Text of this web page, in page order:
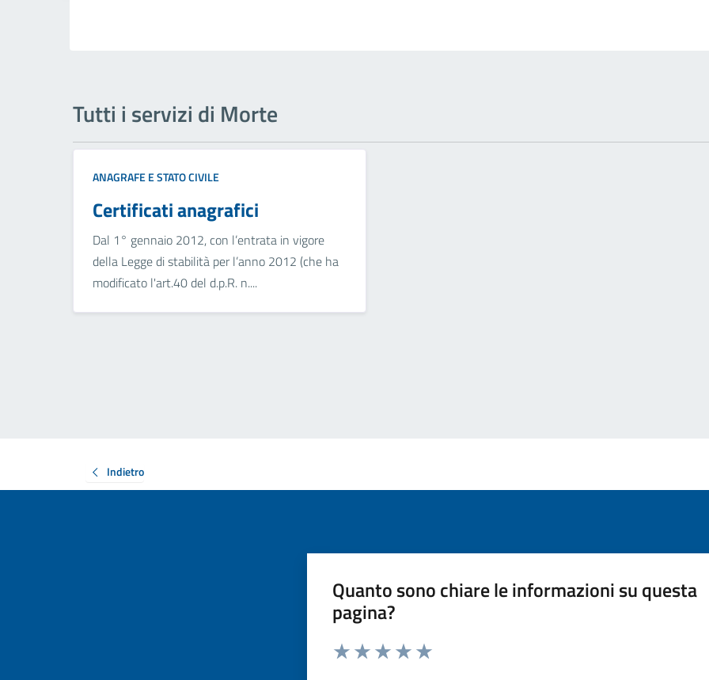
Tutti i servizi di Morte
ANAGRAFE E STATO CIVILE
Certificati anagrafici
Dal 1° gennaio 2012, con l’entrata in vigore
della Legge di stabilità per l’anno 2012 (che ha
modificato l'art.40 del d.p.R. n....
Indietro
Quanto sono chiare le informazioni su questa
pagina?
Valuta da 1 a 5 stelle la pagina